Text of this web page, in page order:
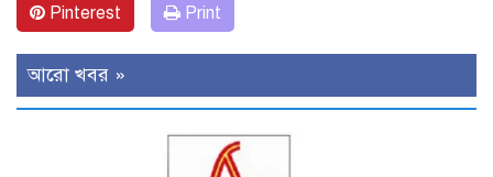
Pinterest Print
আরো খবর »